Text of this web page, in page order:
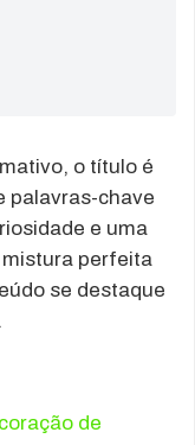
o título é
palavras-chave
e uma
mistura perfeita
se destaque
de